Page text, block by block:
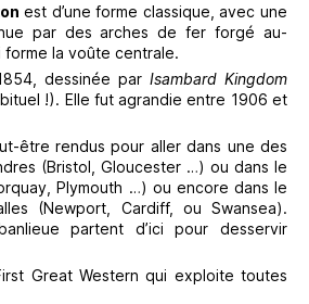
est d’une forme classique, avec une
par des arches de fer forgé au-
la voûte centrale.
dessinée par Isambard Kingdom
!). Elle fut agrandie entre 1906 et
être rendus pour aller dans une des
(Bristol, Gloucester …) ou dans le
Plymouth …) ou encore dans le
(Newport, Cardiff, ou Swansea).
partent d’ici pour desservir
Great Western qui exploite toutes